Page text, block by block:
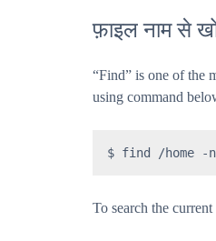
फ़ाइल नाम से
“Find” is one of the
using command
$ find /home -
To search the